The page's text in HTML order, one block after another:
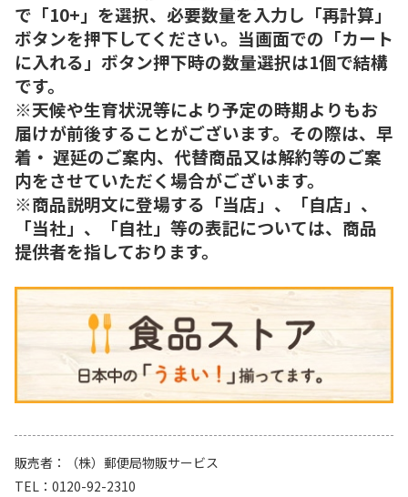
で「10+」を選択、必要数量を入力し「再計算」
ボタンを押下してください。当画面での「カート
に入れる」ボタン押下時の数量選択は1個で結構
です。
※天候や生育状況等により予定の時期よりもお
届けが前後することがございます。その際は、早
着・ 遅延のご案内、代替商品又は解約等のご案
内をさせていただく場合がございます。
※商品説明文に登場する「当店」、「自店」、
「当社」、「自社」等の表記については、商品
提供者を指しております。
販売者
（株）郵便局物販サービス
TEL
0120-92-2310